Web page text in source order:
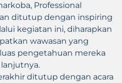
Professional
ditutup dengan inspiring
kegiatan ini, diharapkan
wawasan yang
pengetahuan mereka
ditutup dengan acara